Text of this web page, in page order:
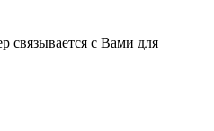
связывается с Вами для